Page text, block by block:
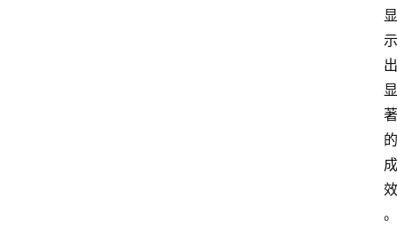
显
示
出
显
著
的
成
效
。